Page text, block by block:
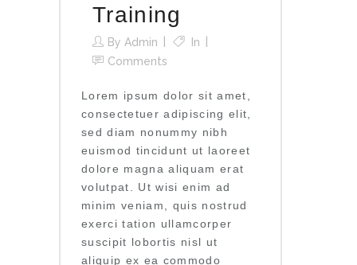
Training
By Admin
In
Comments
Lorem ipsum dolor sit amet,
consectetuer adipiscing elit,
sed diam nonummy nibh
euismod tincidunt ut laoreet
dolore magna aliquam erat
volutpat. Ut wisi enim ad
minim veniam, quis nostrud
exerci tation ullamcorper
suscipit lobortis nisl ut
aliquip ex ea commodo